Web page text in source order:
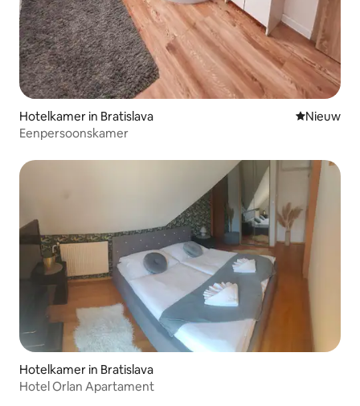
Hotelkamer in Bratislava Nieuwe
Nieuw
Eenpersoonskamer
Hotelkamer in Bratislava
Hotel Orlan Apartament